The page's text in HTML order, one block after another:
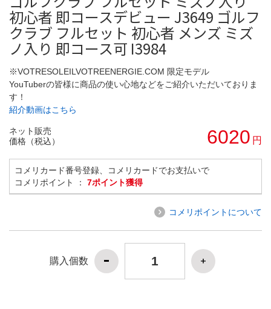
初心者 即コースデビュー J3649 ゴルフ
クラブ フルセット 初心者 メンズ ミズ
ノ入り 即コース可 I3984
※VOTRESOLEILVOTREENERGIE.COM 限定モデル
YouTuberの皆様に商品の使い心地などをご紹介いただいておりま
す！
紹介動画はこちら
ネット販売
価格（税込）
6020 円
コメリカード番号登録、コメリカードでお支払いで
コメリポイント ： 7ポイント獲得
コメリポイントについて
購入個数